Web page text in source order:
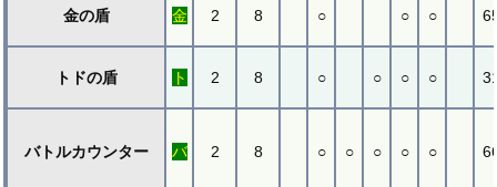
金の盾 金 2 8 ○ ○ ○
トドの盾 ト 2 8 ○ ○ ○ ○
バトルカウンター バ 2 8 ○ ○ ○ ○ ○